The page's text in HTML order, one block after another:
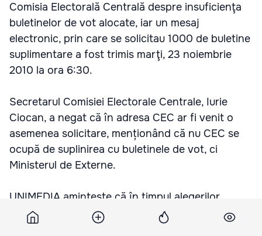
Comisia Electorală Centrală despre insuficienţa
buletinelor de vot alocate, iar un mesaj
electronic, prin care se solicitau 1000 de buletine
suplimentare a fost trimis marţi, 23 noiembrie
2010 la ora 6:30.
Secretarul Comisiei Electorale Centrale, Iurie
Ciocan, a negat că în adresa CEC ar fi venit o
asemenea solicitare, menționând că nu CEC se
ocupă de suplinirea cu buletinele de vot, ci
Ministerul de Externe.
UNIMEDIA amintește că în timpul alegerilor
parlamentare din 28 noiembrie 2010, la unele